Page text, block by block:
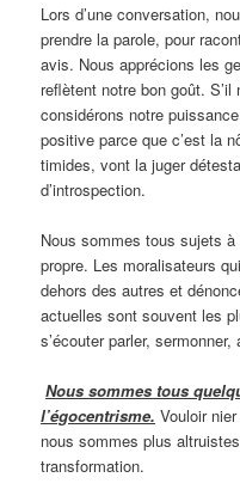
Lors d’une conversation,
prendre la parole, pour
avis. Nous apprécions les
reflètent notre bon goût.
considérons notre
positive parce que c’est la
timides, vont la juger
d’introspection.
Nous sommes tous sujets
propre. Les moralisateurs
dehors des autres et
actuelles sont souvent les
s’écouter parler, sermonner,
Nous sommes tous
l’égocentrisme. Vouloir
nous sommes plus
transformation.